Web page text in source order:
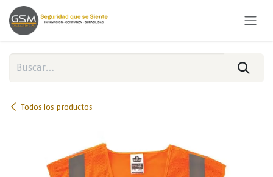
Ir al contenido
Todos los productos